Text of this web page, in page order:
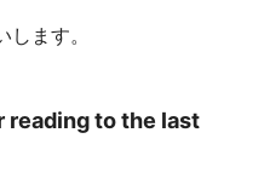
ます。
reading to the last